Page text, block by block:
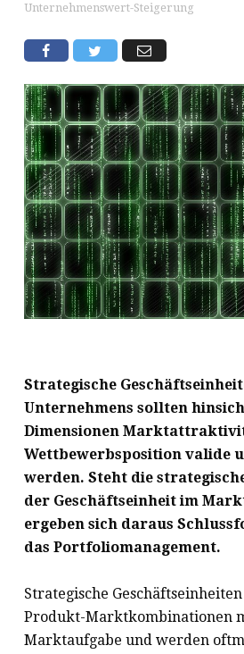
Unternehmenswert-Steigerung
Strategische
Unternehmens sollten
Dimensionen
Wettbewerbsposition valide
werden. Steht die
der Geschäftseinheit im
ergeben sich daraus
das Portfoliomanagement.
Strategische Geschäftseinheiten
Produkt-Marktkombinationen
Marktaufgabe und werden